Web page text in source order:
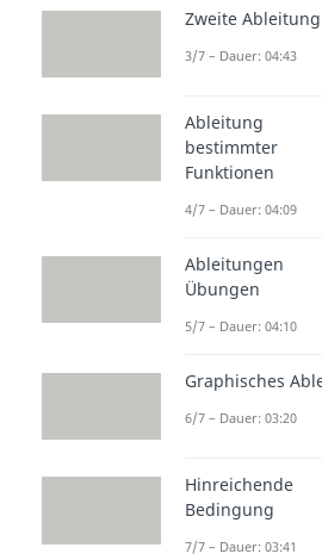
erfährst, was
eine Funktion
berechnen
Video an, um
lernen!
Beliebte
h
Method
e
Tangent
e
Dauer:
Zweite Ableitung
3/7 – Dauer: 04:43
Ableitung
bestimmter
Funktionen
4/7 – Dauer: 04:09
Ableitungen
Übungen
5/7 – Dauer: 04:10
Graphisches
6/7 – Dauer: 03:20
Hinreichende
Bedingung
7/7 – Dauer: 03:41